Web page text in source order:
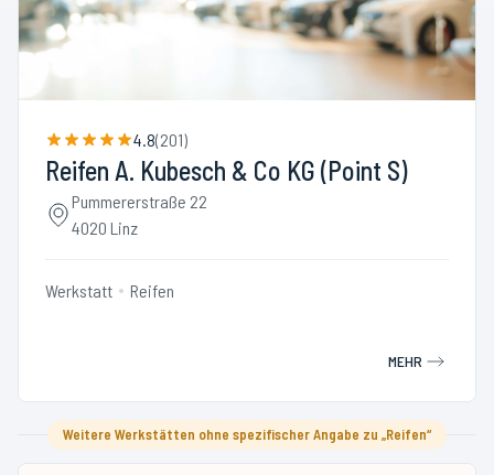
4.8(201)
Reifen A. Kubesch & Co KG (Point S)
Pummererstraße 22
4020 Linz
Werkstatt Reifen
MEHR
Weitere Werkstätten ohne spezifischer Angabe zu „Reifen“